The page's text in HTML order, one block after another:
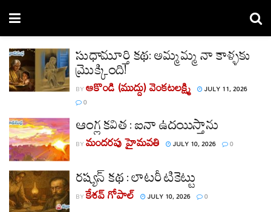
సుధామూర్తి కథ: అమ్మమ్మ నా కాళ్ళకు
మ్రొక్కింది!
BY ఆకొండి (ముద్దు) వెంకటలక్ష్మి
JULY 11, 2026
0
ఆంగ్ల కవిత : ఐనా ఉదయిస్తాను
BY మందరపు హైమవతి JULY 10, 2026 0
రష్యన్ కథ : లాటరీ టికెట్టు
BY కేశవ్ గోపాల్ JULY 10, 2026 0